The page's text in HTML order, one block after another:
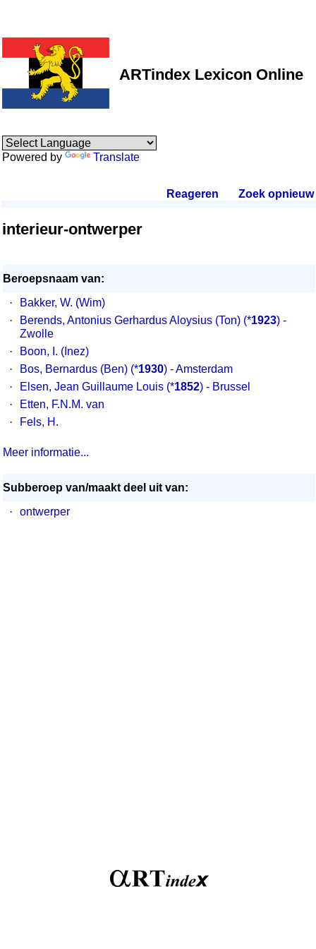
ARTindex Lexicon Online
Powered by Translate
Reageren Zoek opnieuw.
interieur-ontwerper
Beroepsnaam van:
·
Bakker, W. (Wim)
·
Berends, Antonius Gerhardus Aloysius (Ton) (*1923) -
Zwolle
·
Boon, I. (Inez)
·
Bos, Bernardus (Ben) (*1930) - Amsterdam
·
Elsen, Jean Guillaume Louis (*1852) - Brussel
·
Etten, F.N.M. van
·
Fels, H.
Meer informatie...
Subberoep van/maakt deel uit van:
·
ontwerper